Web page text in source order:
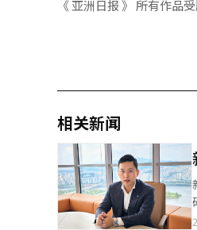
《 亚洲日报 》 所有作品
相关新闻